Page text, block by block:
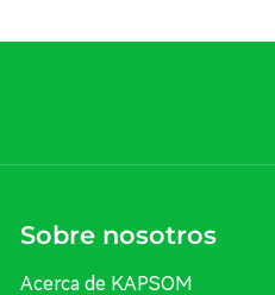
Sobre nosotros
Acerca de KAPSOM